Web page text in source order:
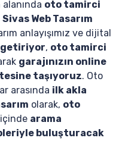
alanında oto tamirci
Sivas Web Tasarım
anlayışımız ve dijital
getiriyor, oto tamirci
garajınızın online
taşıyoruz. Oto
arasında ilk akla
olarak, oto
içinde arama
buluşturacak